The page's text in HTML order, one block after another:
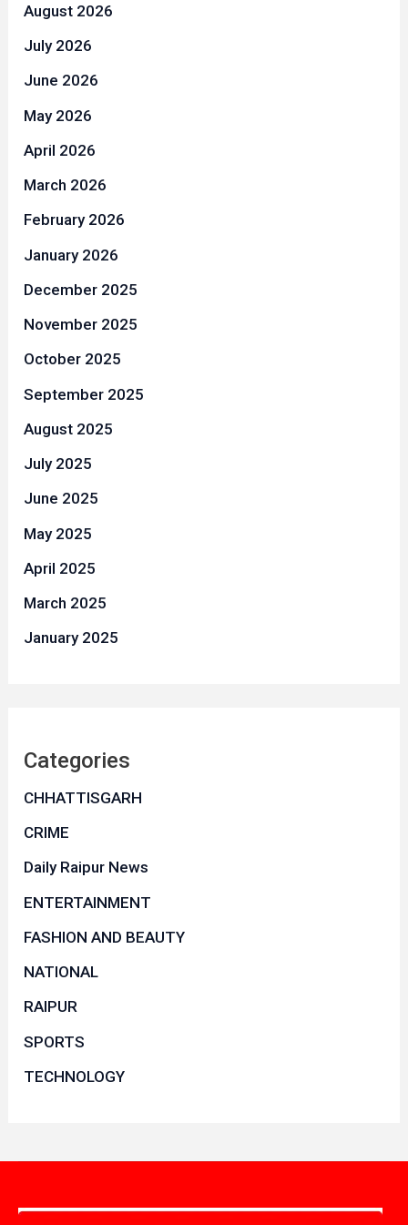
August 2026
July 2026
June 2026
May 2026
April 2026
March 2026
February 2026
January 2026
December 2025
November 2025
October 2025
September 2025
August 2025
July 2025
June 2025
May 2025
April 2025
March 2025
January 2025
Categories
CHHATTISGARH
CRIME
Daily Raipur News
ENTERTAINMENT
FASHION AND BEAUTY
NATIONAL
RAIPUR
SPORTS
TECHNOLOGY